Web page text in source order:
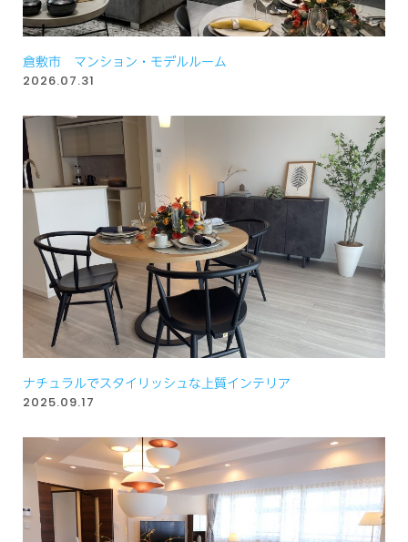
倉敷市 マンション・モデルルーム
2026.07.31
ナチュラルでスタイリッシュな上質インテリア
2025.09.17